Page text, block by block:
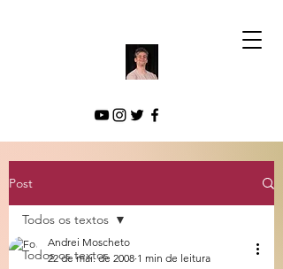
Post
Todos os textos
Todos os textos
Andrei Moscheto
22 de mai. de 2008 1 min de leitura